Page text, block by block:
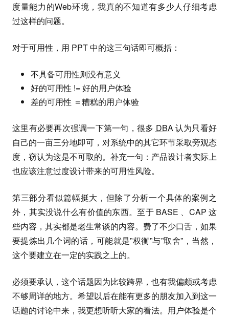
度量能力的Web环境，我真的不知道有多少人仔细考虑
过这样的问题。
对于可用性，用 PPT 中的这三句话即可概括：
不具备可用性则没有意义
好的可用性 != 好的用户体验
差的可用性 ＝糟糕的用户体验
这里有必要再次强调一下第一句，很多 DBA认为只看好
自己的一亩三分地即可，对系统中的其它环节采取旁观态
度，窃认为这是不可取的。补充一句：产品设计者实际上
也应该注意过度设计带来的可用性风险。
第三部分看似篇幅挺大，但除了分析一个具体的案例之
外，其实没说什么有价值的东西。至于 BASE 、CAP 这
些内容，其实都是老生常谈的内容。费了不少口舌，如果
要提炼出几个词的话，可能就是”权衡”与”取舍”，当然，
这个要建立在一定的实践之上的。
必须要承认，这个话题因为比较跨界，也有我偏颇或考虑
不够周详的地方。希望以后在能有更多的朋友加入到这一
话题的讨论中来，我更想听听大家的看法。用户体验是个